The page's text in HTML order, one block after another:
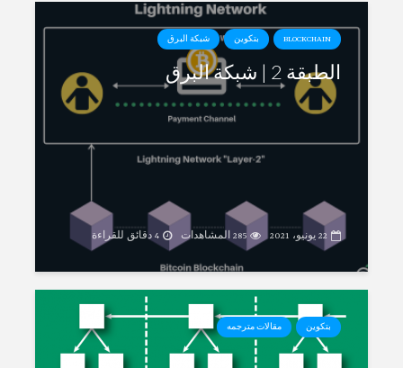
BLOCKCHAIN بتكوين شبكة البرق
الطبقة 2 | شبكة البرق
22 يونيو، 2021 285 المشاهدات 4 دقائق للقراءة
بتكوين مقالات مترجمه